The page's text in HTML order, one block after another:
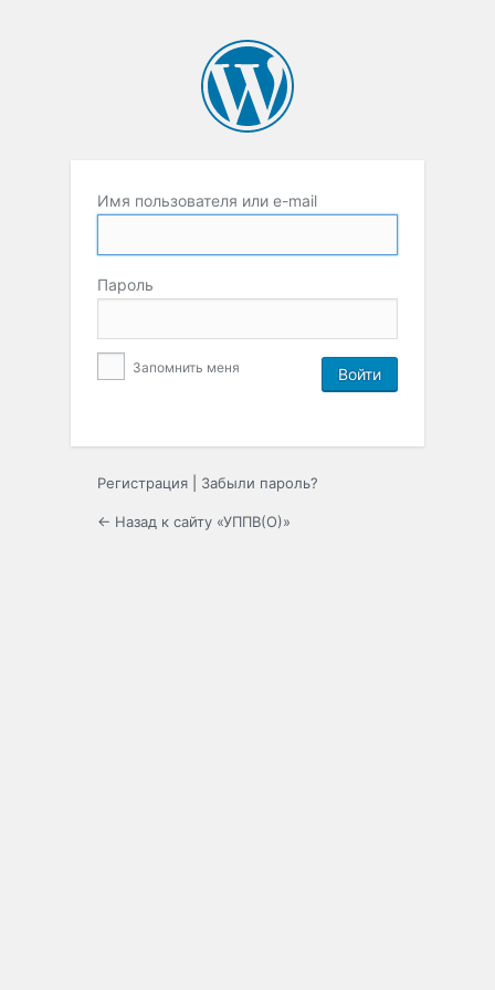
Имя пользователя или e-mail
Пароль
Запомнить меня
Регистрация Забыли пароль?
← Назад к сайту «УППВ(О)»